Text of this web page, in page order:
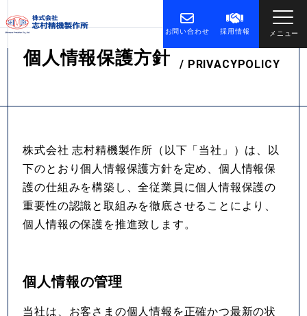
お問い合わせ 採用情報 メニュー
個 人情報保護方針 / PRIVACYPOLICY
株式会社 志村精機製作所（以下「当社」）は、以
下のとおり個人情報保護方針を定め、個人情報保
護の仕組みを構築し、全従業員に個人情報保護の
重要性の認識と取組みを徹底させることにより、
個人情報の保護を推進致します。
個人情報の管理
当社は、お客さまの個人情報を正確かつ最新の状